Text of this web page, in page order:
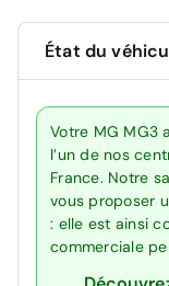
État du
Votre MG MG3
l’un de nos
France. Notre
vous proposer
: elle est ainsi
commerciale